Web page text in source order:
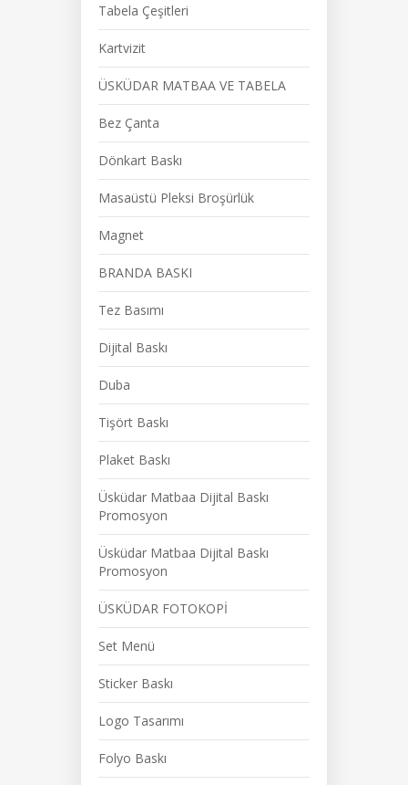
Tabela Çeşitleri
Kartvizit
ÜSKÜDAR MATBAA VE TABELA
Bez Çanta
Dönkart Baskı
Masaüstü Pleksi Broşürlük
Magnet
BRANDA BASKI
Tez Basımı
Dijital Baskı
Duba
Tişört Baskı
Plaket Baskı
Üsküdar Matbaa Dijital Baskı
Promosyon
Üsküdar Matbaa Dijital Baskı
Promosyon
ÜSKÜDAR FOTOKOPİ
Set Menü
Sticker Baskı
Logo Tasarımı
Folyo Baskı